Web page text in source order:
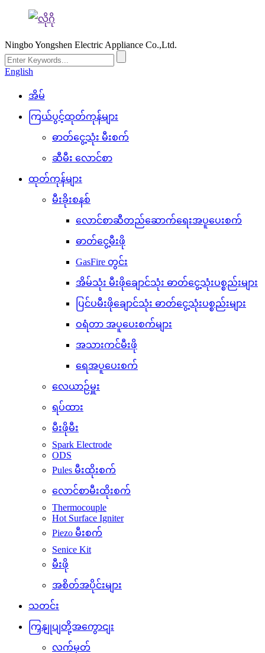
Ningbo Yongshen Electric Appliance Co.,Ltd.
English
အိမ်
ကြယ်ပွင့်ထုတ်ကုန်များ
ဓာတ်ငွေ့သုံး မီးစက်
ဆီမီး လောင်စာ
ထုတ်ကုန်များ
မီးခိုးစနစ်
လောင်စာဆီတည်ဆောက်ရေးအပူပေးစက်
ဓာတ်ငွေ့မီးဖို
GasFire တွင်း
အိမ်သုံး မီးဖိုချောင်သုံး ဓာတ်ငွေ့သုံးပစ္စည်းများ
ပြင်ပမီးဖိုချောင်သုံး ဓာတ်ငွေ့သုံးပစ္စည်းများ
ဝရံတာ အပူပေးစက်များ
အသားကင်မီးဖို
ရေအပူပေးစက်
လေယာဉ်မှူး
ရပ်ထား
မီးဖိုမီး
Spark Electrode
ODS
Pules မီးထိုးစက်
လောင်စာမီးထိုးစက်
Thermocouple
Hot Surface Igniter
Piezo မီးစက်
Senice Kit
မီးဖို
အစိတ်အပိုင်းများ
သတင်း
ကြှနျုပျတို့အကွောငျး
လက်မှတ်